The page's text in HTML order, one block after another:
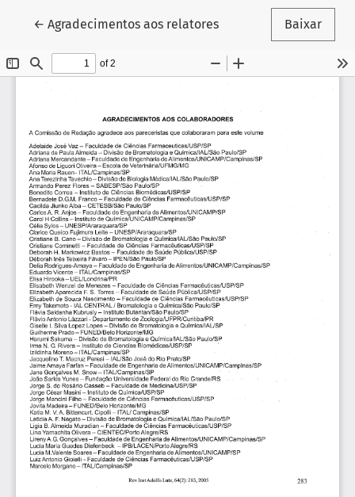
← Voltar aos Detalhes do Artigo
Agradecimentos aos relatores Baixar